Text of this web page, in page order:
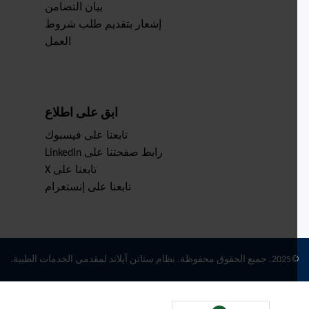
بيان التضامن
إشعار بتقديم طلب شروط
العمل
ابق على اطلاع
تابعنا على فيسبوك
رابط صفحتنا على LinkedIn
تابعنا على X
تابعنا على إنستغرام